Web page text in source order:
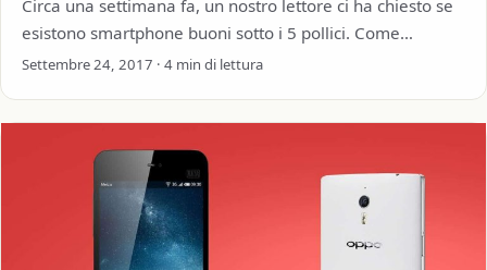
Circa una settimana fa, un nostro lettore ci ha chiesto se
esistono smartphone buoni sotto i 5 pollici. Come
esempio è stato…
Settembre 24, 2017 · 4 min di lettura